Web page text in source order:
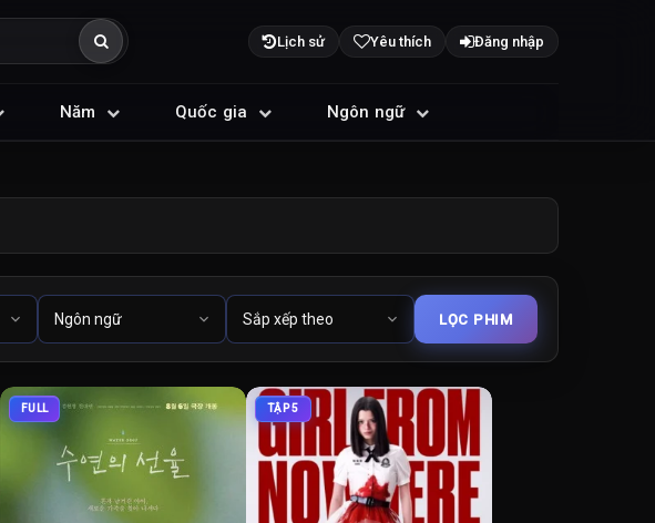
Lịch sử Yêu thích Đăng nhập
Năm Quốc gia Ngôn ngữ
FULL TẬP 5